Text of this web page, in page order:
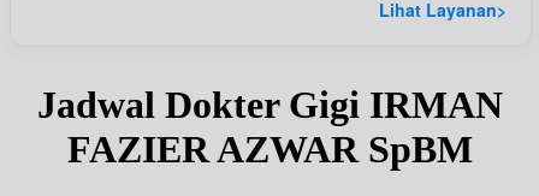
Lihat Layanan>
Jadwal Dokter Gigi IRMAN
FAZIER AZWAR SpBM